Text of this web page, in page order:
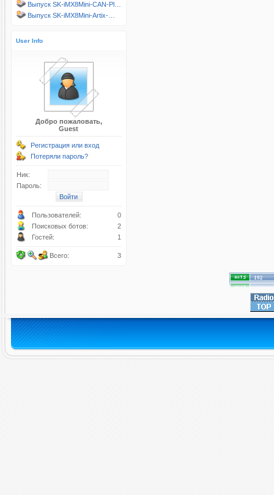
Выпуск SK-iMX8Mini-CAN-Pl…
Выпуск SK-iMX8Mini-Artix-…
User Info
Добро пожаловать,
Guest
Регистрация или вход
Потеряли пароль?
Ник:
Пароль:
Пользователей:
0
Поисковых ботов:
2
Гостей:
1
Всего: 3